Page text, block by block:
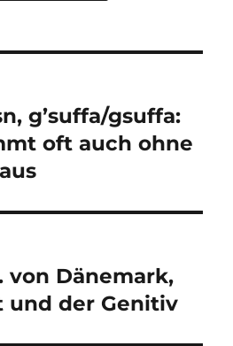
g’suffa/gsuffa:
oft auch ohne
von Dänemark,
und der Genitiv